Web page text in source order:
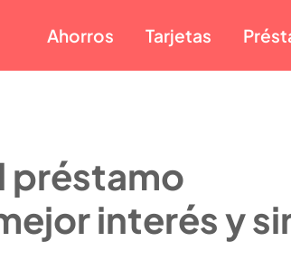
Ahorros Tarjetas
préstamo
interés y